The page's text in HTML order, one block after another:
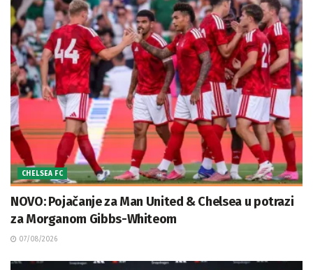
CHELSEA FC
NOVO: Pojačanje za Man United & Chelsea u potrazi
za Morganom Gibbs-Whiteom
07/08/2026